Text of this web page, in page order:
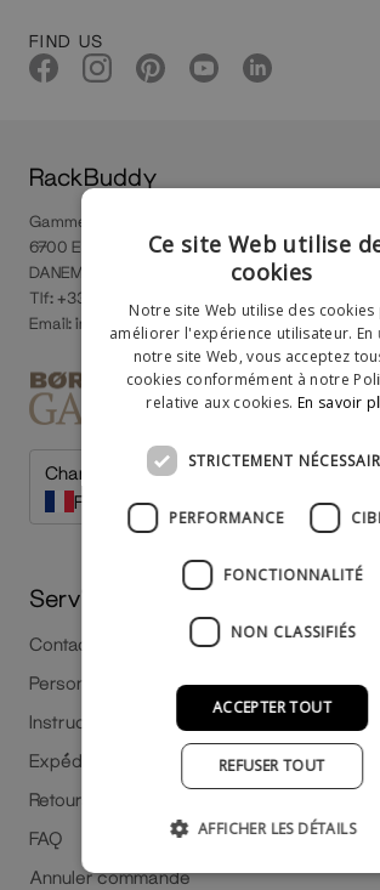
FIND US
RackBuddy
Gammel Vardevej 66A
6700 Esbjerg
DANEMARK
Tlf: +33 1 85 09 46 10
Email:info@rackbuddy.fr
Change country
France
Service client
Contact
Personnalisez le vôtre
Instructions de montage
Expédition et Livraison
Retours
FAQ
Annuler commande
Ce site Web utilise
cookies
Notre site Web utilise des
améliorer l'expérience utilisateur. En
notre site Web, vous acceptez
cookies conformément à notre
relative aux cookies.En savoir
STRICTEMENT
PERFORMANCE
FONCTIONNALITÉ
NON CLASSIFIÉS
ACCEPTER TOUT
REFUSER TOUT
AFFICHER LES DÉTAILS